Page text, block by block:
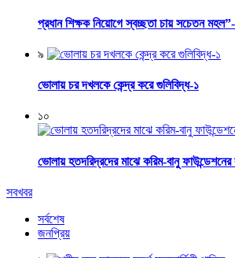
প্রধান শিক্ষক নিয়োগে স্বচ্ছতা চায় সচেতন
৯
ভোলায় চর দখলকে কেন্দ্র করে গুলিবিদ্ধ-১
১০
ভোলায় হতদরিদ্রদের মাঝে করিম-বানু
সবখবর
সর্বশেষ
জনপ্রিয়